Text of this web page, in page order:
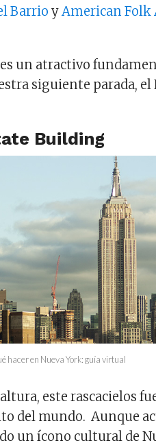
Barrio y American Folk
un atractivo
siguiente parada, el
Building
hacer en Nueva York: guía virtual
este rascacielos
del mundo. Aunque
un ícono cultural de